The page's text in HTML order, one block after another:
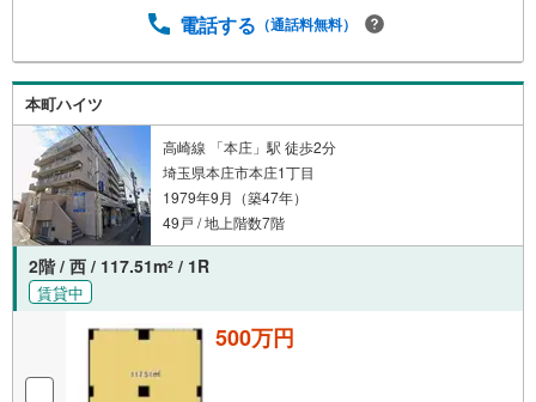
電話する （通話料無料）
本町ハイツ
高崎線 「本庄」駅 徒歩2分
埼玉県本庄市本庄1丁目
1979年9月（築47年）
49戸 / 地上階数7階
2階 / 西 / 117.51m2 / 1R
賃貸中
500万円